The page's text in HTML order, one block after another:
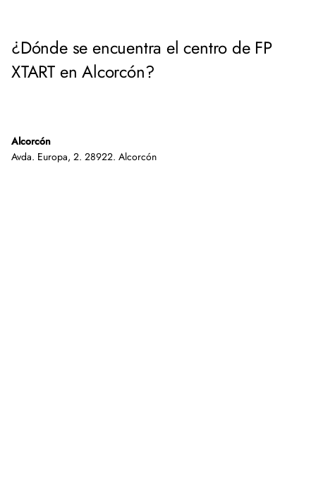
¿Dónde se encuentra el centro de FP
XTART en Alcorcón?
Alcorcón
Avda. Europa, 2. 28922. Alcorcón